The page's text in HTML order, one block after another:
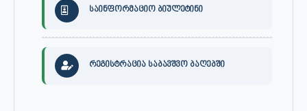
საინფორმაციო ბიულეტინი
რეგისტრაცია საბავშვო ბაღებში